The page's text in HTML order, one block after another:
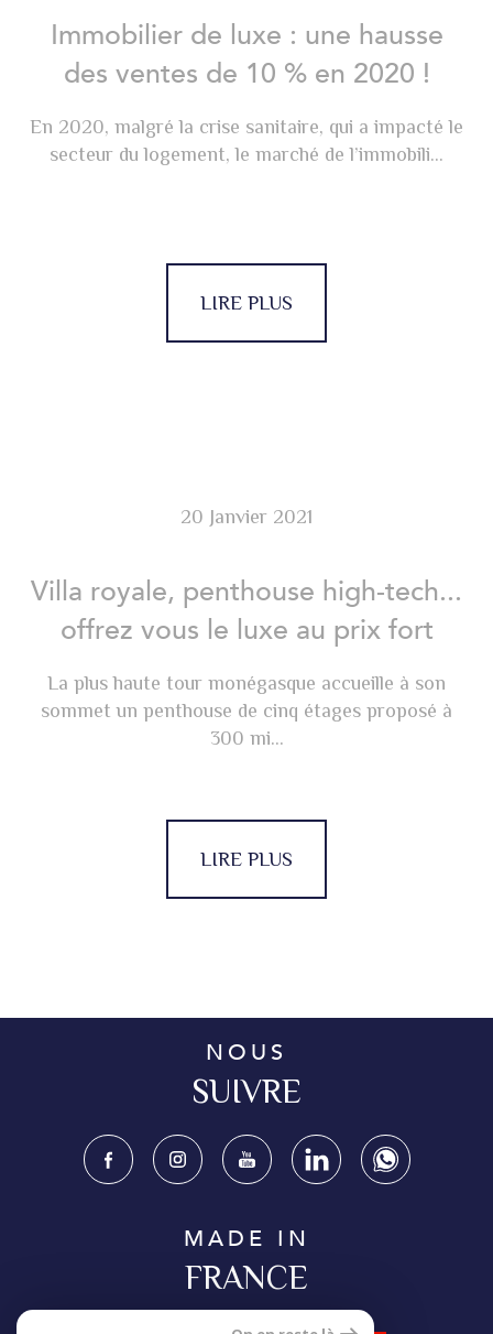
Immobilier de luxe : une hausse
des ventes de 10 % en 2020 !
En 2020, malgré la crise sanitaire, qui a impacté le
secteur du logement, le marché de l’immobili...
LIRE PLUS
20 Janvier 2021
Villa royale, penthouse high-tech...
offrez vous le luxe au prix fort
La plus haute tour monégasque accueille à son
sommet un penthouse de cinq étages proposé à
300 mi...
LIRE PLUS
NOUS
SUIVRE
MADE IN
FRANCE